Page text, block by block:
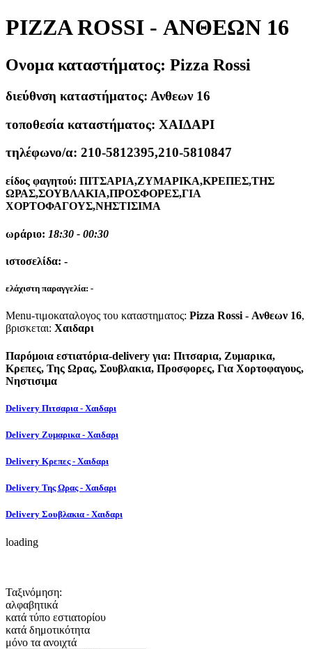
PIZZA ROSSI - ΑΝΘΕΩΝ 16
Ονομα καταστήματος: Pizza Rossi
διεύθνση καταστήματος: Ανθεων 16
τοποθεσία καταστήματος: ΧΑΙΔΑΡΙ
τηλέφωνο/α: 210-5812395,210-5810847
είδος φαγητού: ΠΙΤΣΑΡΙΑ,ΖΥΜΑΡΙΚΑ,ΚΡΕΠΕΣ,ΤΗΣ
ΩΡΑΣ,ΣΟΥΒΛΑΚΙΑ,ΠΡΟΣΦΟΡΕΣ,ΓΙΑ
ΧΟΡΤΟΦΑΓΟΥΣ,ΝΗΣΤΙΣΙΜΑ
ωράριο: 18:30 - 00:30
ιστοσελίδα: -
ελάχιστη παραγγελία: -
Menu-τιμοκαταλογος του καταστηματος: Pizza Rossi - Ανθεων 16,
βρισκεται: Χαιδαρι
Παρόμοια εστιατόρια-delivery για: Πιτσαρια, Ζυμαρικα,
Κρεπες, Της Ωρας, Σουβλακια, Προσφορες, Για Χορτοφαγους,
Νηστισιμα
Delivery Πιτσαρια - Χαιδαρι
Delivery Ζυμαρικα - Χαιδαρι
Delivery Κρεπες - Χαιδαρι
Delivery Της Ωρας - Χαιδαρι
Delivery Σουβλακια - Χαιδαρι
loading
Ταξινόμηση:
αλφαβητικά
κατά τύπο εστιατορίου
κατά δημοτικότητα
μόνο τα ανοιχτά